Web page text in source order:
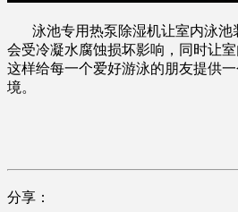
泳池专用热泵除湿机让室内泳池
会受冷凝水腐蚀损坏影响，同时让
这样给每一个爱好游泳的朋友提供
境。
分享：